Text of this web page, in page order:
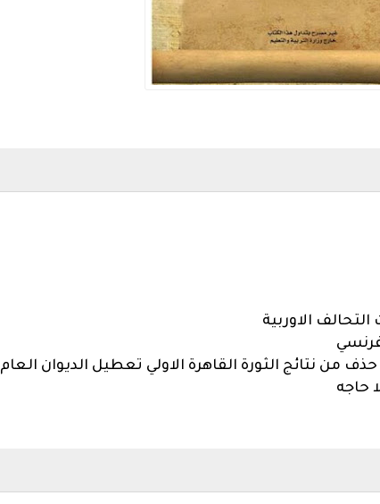
من نتائج الثورة القاهرة الاولي تعطيل الديوان العام
حاجه